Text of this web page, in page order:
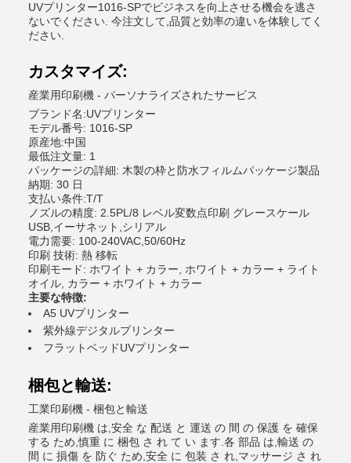
UVプリンター1016-SPでビジネスを向上させる機会を逃さ
ないでください. 今注文して,品質と効率の違いを体験してく
ださい.
カスタマイズ:
産業用印刷機 - パーソナライズされたサービス
ブランド名:UVプリンター
モデル番号: 1016-SP
原産地:中国
最低注文量: 1
パッケージの詳細: 木製の枠と防水フィルムパッケージ製品
納期: 30 日
支払い条件:T/T
ノズルの精度: 2.5PL/8 レベル変数点印刷 グレースケール
USB,イーサネット,シリアル
電力需要: 100-240VAC,50/60Hz
印刷 技術: 熱 移転
印刷モード: ホワイト + カラー, ホワイト + カラー + ライト
オイル, カラー + ホワイト + カラー
主要な特徴:
A5 UVプリンター
紫外線デジタルプリンター
フラットベッドUVプリンター
梱包と輸送:
工業印刷機 - 梱包と輸送
産業用印刷機 は,安全 な 配送 と 運送 の 間 の 保護 を 確保
する ため,慎重 に 梱包 さ れ て い ます.各 部品 は,輸送 の
間 に 損傷 を 防ぐ ため,安全 に 包装 さ れ,マッサージ さ れ